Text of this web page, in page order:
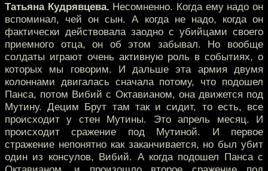
Татьяна Кудрявцева. Несомненно. Когда ему надо он
вспоминал, чей он сын. А когда не надо, когда он
фактически действовала заодно с убийцами своего
приемного отца, он об этом забывал. Но вообще
солдаты играют очень активную роль в событиях, о
которых мы говорим. И дальше эта армия двумя
колоннами двигалась сначала потому, что подошел
Панса, потом Вибий с Октавианом, она движется под
Мутину. Децим Брут там так и сидит, то есть, все
происходит у стен Мутины. Это апрель месяц. И
происходит сражение под Мутиной. И первое
стражение непонятно как заканчивается, но был убит
один из консулов, Вибий. А когда подошел Панса с